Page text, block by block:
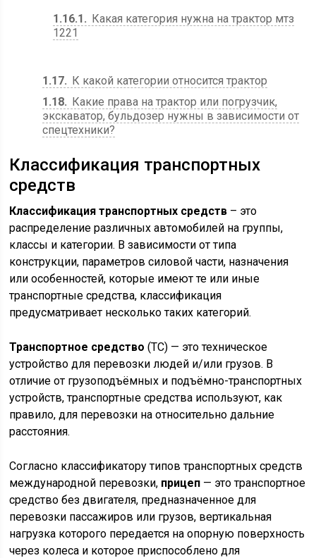
1.16.1
Какая категория нужна на трактор мтз
1221
1.17
К какой категории относится трактор
1.18
Какие права на трактор или погрузчик,
экскаватор, бульдозер нужны в зависимости от
спецтехники?
Классификация транспортных
средств
Классификация транспортных средств – это
распределение различных автомобилей на группы,
классы и категории. В зависимости от типа
конструкции, параметров силовой части, назначения
или особенностей, которые имеют те или иные
транспортные средства, классификация
предусматривает несколько таких категорий.
Транспортное средство (ТС) — это техническое
устройство для перевозки людей и/или грузов. В
отличие от грузоподъёмных и подъёмно-транспортных
устройств, транспортные средства используют, как
правило, для перевозки на относительно дальние
расстояния.
Согласно классификатору типов транспортных средств
международной перевозки, прицеп — это транспортное
средство без двигателя, предназначенное для
перевозки пассажиров или грузов, вертикальная
нагрузка которого передается на опорную поверхность
через колеса и которое приспособлено для